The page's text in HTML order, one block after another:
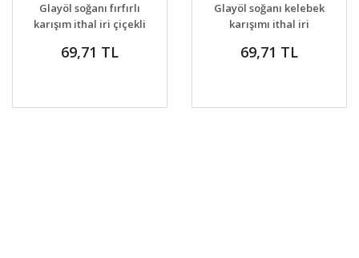
Glayöl soğanı fırfırlı
karışım ithal iri çiçekli
69,71 TL
Glayöl soğanı kelebek
karışımı ithal iri
69,71 TL